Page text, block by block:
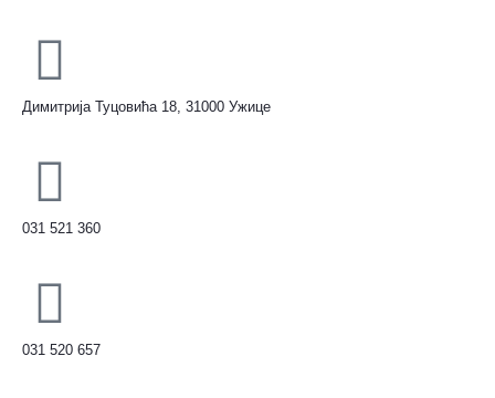
Димитрија Туцовића 18, 31000 Ужице
031 521 360
031 520 657